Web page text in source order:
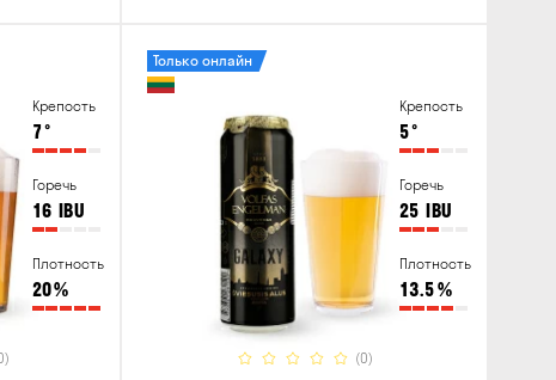
Крепость
7°
Горечь
16 IBU
Плотность
20%
Крепость
5°
Горечь
25 IBU
Плотность
13.5%
(0)
Только онлайн